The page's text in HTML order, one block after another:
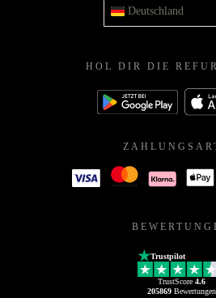
Deutschland
HOL DIR DIE
Trustpilot
TrustScore 4.6
205869Bewertungen